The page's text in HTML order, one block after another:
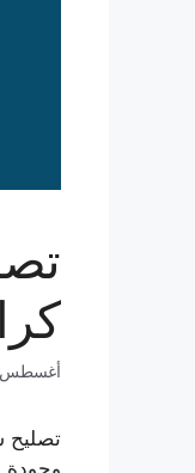
أغسطس 7, 2020
تصليح